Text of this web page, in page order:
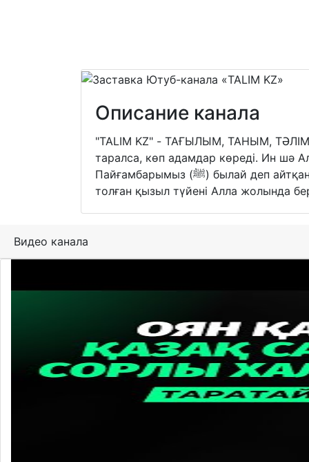
Описание канала
"TALIM KZ" - ТАҒЫЛЫМ, ТАНЫМ, ТӘЛІМ
таралса, көп адамдар көреді. Ин шә
Пайғамбарымыз (ﷺ) былай деп айтқан: «Аллаға ант етейін, сенің себепкерлігіңмен бір кісінің болса да тура жолға келуі жер беті
толған қызыл түйені Алла жолында
Видео канала